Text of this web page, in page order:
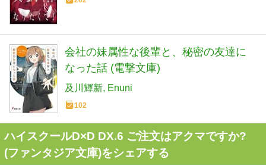
会社の妹属性な後輩と、秘密の友達に
なった話 (電撃文庫)
及川輝新 Enuni
102
ハイスクールD×D DX.6 ご注文はアクマですか?
(ファンタジア文庫)をシェアする